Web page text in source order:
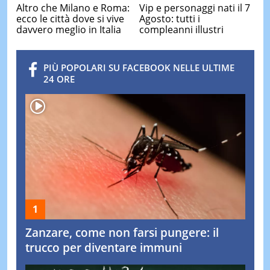
Altro che Milano e Roma:
ecco le città dove si vive
davvero meglio in Italia
Vip e personaggi nati il 7
Agosto: tutti i
compleanni illustri
PIÙ POPOLARI SU FACEBOOK NELLE ULTIME
24 ORE
Zanzare, come non farsi pungere: il
trucco per diventare immuni